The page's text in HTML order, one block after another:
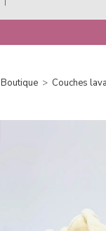
Boutique > Couches